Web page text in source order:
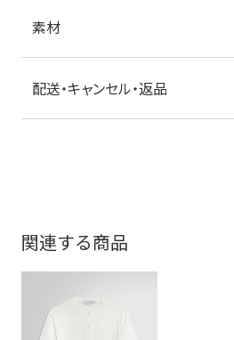
素材
配送・キャンセル・返品
関連する商品